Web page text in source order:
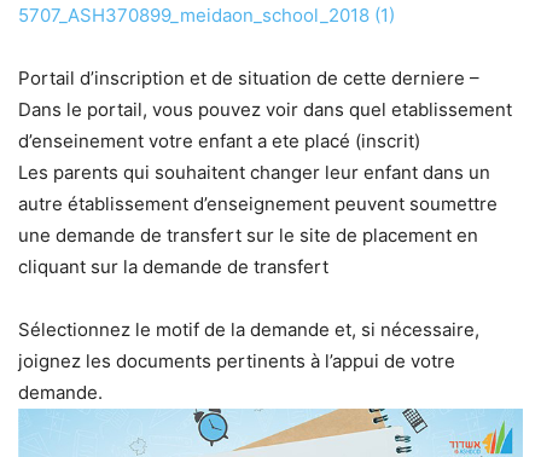
5707_ASH370899_meidaon_school_2018 (1)
Portail d’inscription et de situation de cette derniere –
Dans le portail, vous pouvez voir dans quel etablissement
d’enseinement votre enfant a ete placé (inscrit)
Les parents qui souhaitent changer leur enfant dans un
autre établissement d’enseignement peuvent soumettre
une demande de transfert sur le site de placement en
cliquant sur la demande de transfert
Sélectionnez le motif de la demande et, si nécessaire,
joignez les documents pertinents à l’appui de votre
demande.